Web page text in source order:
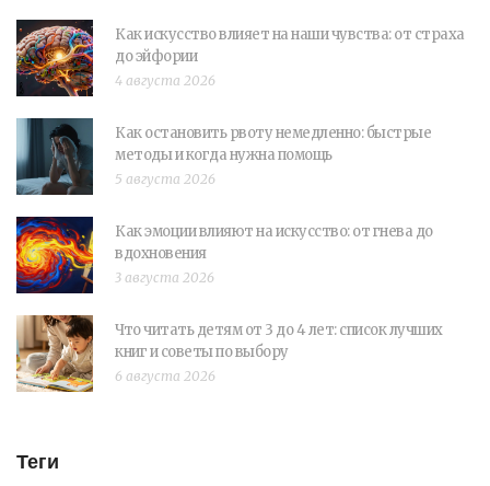
Как искусство влияет на наши чувства: от страха
до эйфории
4 августа 2026
Как остановить рвоту немедленно: быстрые
методы и когда нужна помощь
5 августа 2026
Как эмоции влияют на искусство: от гнева до
вдохновения
3 августа 2026
Что читать детям от 3 до 4 лет: список лучших
книг и советы по выбору
6 августа 2026
Теги